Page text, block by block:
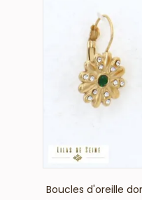
Boucles d'oreille